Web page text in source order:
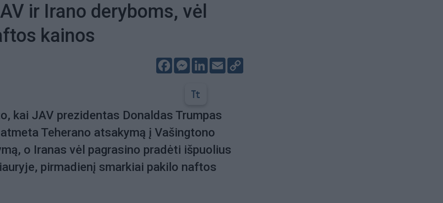
ir Irano deryboms, vėl
kainos
FacebookMessenger
LinkedIn
Email
kai JAV prezidentas Donaldas Trumpas
Teherano atsakymą į Vašingtono
o Iranas vėl pagrasino pradėti išpuolius
pirmadienį smarkiai pakilo naftos